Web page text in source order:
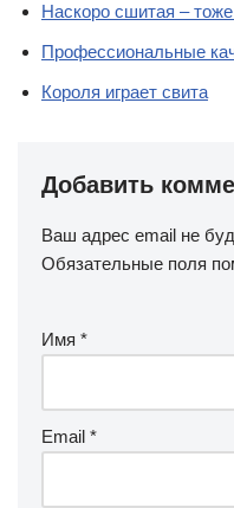
Наскоро сшитая –
Профессиональные
Короля играет свита
Добавить
Ваш адрес email не
Обязательные поля
Имя *
Email *